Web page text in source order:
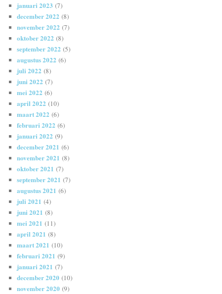
januari 2023 (7)
december 2022 (8)
november 2022 (7)
oktober 2022 (8)
september 2022 (5)
augustus 2022 (6)
juli 2022 (8)
juni 2022 (7)
mei 2022 (6)
april 2022 (10)
maart 2022 (6)
februari 2022 (6)
januari 2022 (9)
december 2021 (6)
november 2021 (8)
oktober 2021 (7)
september 2021 (7)
augustus 2021 (6)
juli 2021 (4)
juni 2021 (8)
mei 2021 (11)
april 2021 (8)
maart 2021 (10)
februari 2021 (9)
januari 2021 (7)
december 2020 (10)
november 2020 (9)